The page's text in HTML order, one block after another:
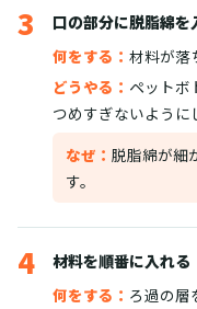
3
口の部分に脱脂綿を
何をする： 材料が落
どうやる： ペットボ
つめすぎないように
なぜ： 脱脂綿が細
す。
4
材料を順番に入れる
何をする： ろ過の層